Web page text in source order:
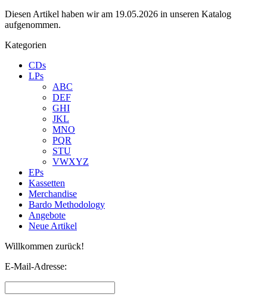
Diesen Artikel haben wir am 19.05.2026 in unseren Katalog
aufgenommen.
Kategorien
CDs
LPs
ABC
DEF
GHI
JKL
MNO
PQR
STU
VWXYZ
EPs
Kassetten
Merchandise
Bardo Methodology
Angebote
Neue Artikel
Willkommen zurück!
E-Mail-Adresse: